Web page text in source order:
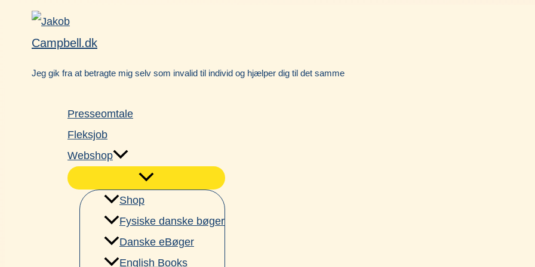
Campbell.dk
Jeg gik fra at betragte mig selv som invalid til individ og hjælper dig til det samme
Presseomtale
Fleksjob
Webshop
Shop
Fysiske danske bøger
Danske eBøger
English Books